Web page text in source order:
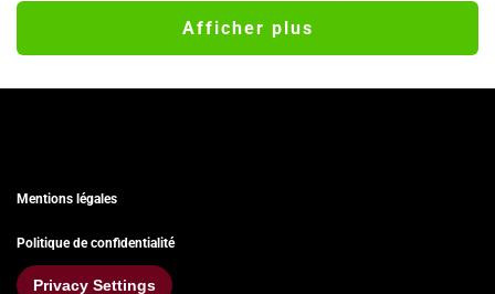
le W Arcana »
Afficher plus
Mentions légales
Politique de confidentialité
Privacy Settings